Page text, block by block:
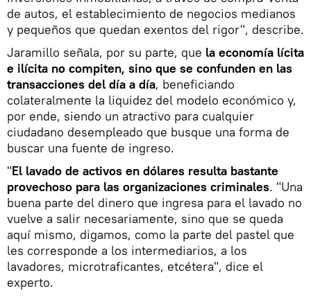
de autos, el establecimiento de negocios medianos
y pequeños que quedan exentos del rigor", describe.
Jaramillo señala, por su parte, que la economía lícita
e ilícita no compiten, sino que se confunden en las
transacciones del día a día, beneficiando
colateralmente la liquidez del modelo económico y,
por ende, siendo un atractivo para cualquier
ciudadano desempleado que busque una forma de
buscar una fuente de ingreso.
"El lavado de activos en dólares resulta bastante
provechoso para las organizaciones criminales. "Una
buena parte del dinero que ingresa para el lavado no
vuelve a salir necesariamente, sino que se queda
aquí mismo, digamos, como la parte del pastel que
les corresponde a los intermediarios, a los
lavadores, microtraficantes, etcétera", dice el
experto.